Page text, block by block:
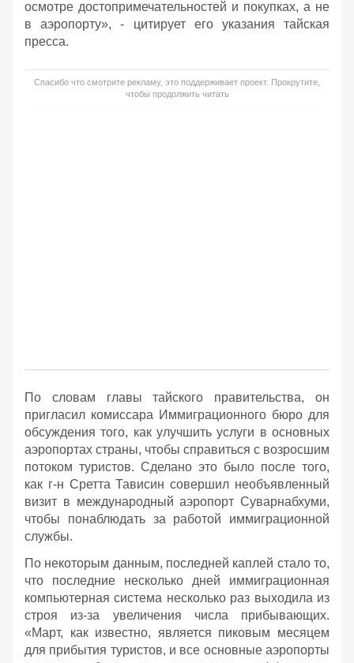
осмотре достопримечательностей и покупках, а не
в аэропорту», - цитирует его указания тайская
пресса.
Спасибо что смотрите рекламу, это поддерживает проект. Прокрутите,
чтобы продолжить читать
По словам главы тайского правительства, он
пригласил комиссара Иммиграционного бюро для
обсуждения того, как улучшить услуги в основных
аэропортах страны, чтобы справиться с возросшим
потоком туристов. Сделано это было после того,
как г-н Сретта Тависин совершил необъявленный
визит в международный аэропорт Суварнабхуми,
чтобы понаблюдать за работой иммиграционной
службы.
По некоторым данным, последней каплей стало то,
что последние несколько дней иммиграционная
компьютерная система несколько раз выходила из
строя из-за увеличения числа прибывающих.
«Март, как известно, является пиковым месяцем
для прибытия туристов, и все основные аэропорты